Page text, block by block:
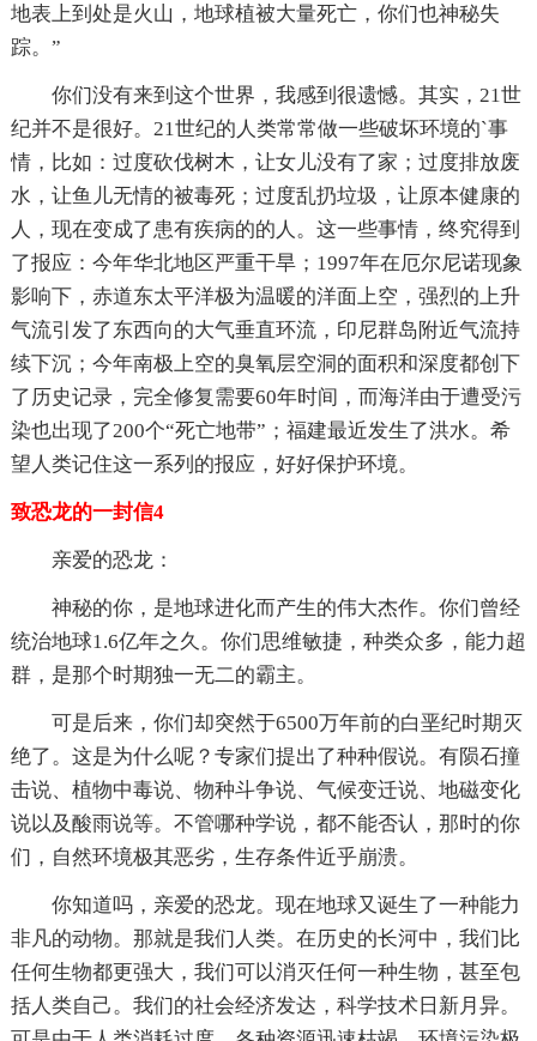
地表上到处是火山，地球植被大量死亡，你们也神秘失
踪。”
你们没有来到这个世界，我感到很遗憾。其实，21世
纪并不是很好。21世纪的人类常常做一些破坏环境的`事
情，比如：过度砍伐树木，让女儿没有了家；过度排放废
水，让鱼儿无情的被毒死；过度乱扔垃圾，让原本健康的
人，现在变成了患有疾病的的人。这一些事情，终究得到
了报应：今年华北地区严重干旱；1997年在厄尔尼诺现象
影响下，赤道东太平洋极为温暖的洋面上空，强烈的上升
气流引发了东西向的大气垂直环流，印尼群岛附近气流持
续下沉；今年南极上空的臭氧层空洞的面积和深度都创下
了历史记录，完全修复需要60年时间，而海洋由于遭受污
染也出现了200个“死亡地带”；福建最近发生了洪水。希
望人类记住这一系列的报应，好好保护环境。
致恐龙的一封信4
亲爱的恐龙：
神秘的你，是地球进化而产生的伟大杰作。你们曾经
统治地球1.6亿年之久。你们思维敏捷，种类众多，能力超
群，是那个时期独一无二的霸主。
可是后来，你们却突然于6500万年前的白垩纪时期灭
绝了。这是为什么呢？专家们提出了种种假说。有陨石撞
击说、植物中毒说、物种斗争说、气候变迁说、地磁变化
说以及酸雨说等。不管哪种学说，都不能否认，那时的你
们，自然环境极其恶劣，生存条件近乎崩溃。
你知道吗，亲爱的恐龙。现在地球又诞生了一种能力
非凡的动物。那就是我们人类。在历史的长河中，我们比
任何生物都更强大，我们可以消灭任何一种生物，甚至包
括人类自己。我们的社会经济发达，科学技术日新月异。